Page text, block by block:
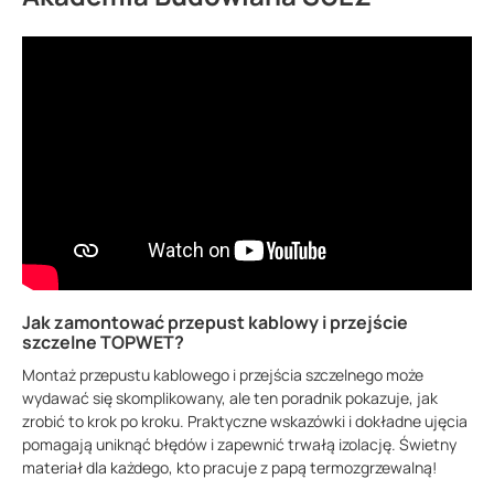
Jak zamontować przepust kablowy i przejście
szczelne TOPWET?
Montaż przepustu kablowego i przejścia szczelnego może
wydawać się skomplikowany, ale ten poradnik pokazuje, jak
zrobić to krok po kroku. Praktyczne wskazówki i dokładne ujęcia
pomagają uniknąć błędów i zapewnić trwałą izolację. Świetny
materiał dla każdego, kto pracuje z papą termozgrzewalną!